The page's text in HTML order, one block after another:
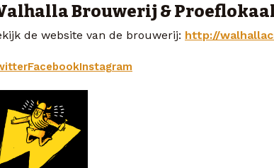
Brouwerij &
de website van de brouwerij: http://
FacebookInstagram